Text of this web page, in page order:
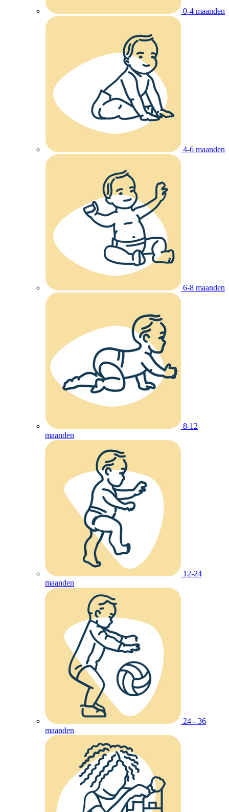
0-4 maanden
4-6 maanden
6-8 maanden
8-12
maanden
12-24
maanden
24 - 36
maanden